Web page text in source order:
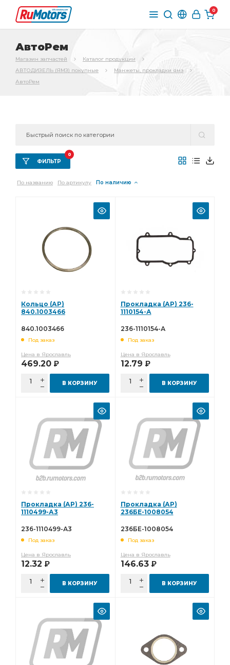
0
АвтоРем
Магазин запчастей
Каталог продукции
АВТОДИЗЕЛЬ (ЯМЗ) покупные
Манжеты, прокладки ямз
АвтоРем
ФИЛЬТР
0
По названию По артикулу По наличию
Кольцо (АР)
840.1003466
840.1003466
Под заказ
Цена в Ярославль
469.20 Р
В КОРЗИНУ
Прокладка (АР) 236-
1110154-А
236-1110154-А
Под заказ
Цена в Ярославль
12.79 Р
В КОРЗИНУ
Прокладка (АР) 236-
1110499-А3
236-1110499-А3
Под заказ
Цена в Ярославль
12.32 Р
В КОРЗИНУ
Прокладка (АР)
236БЕ-1008054
236БЕ-1008054
Под заказ
Цена в Ярославль
146.63 Р
В КОРЗИНУ